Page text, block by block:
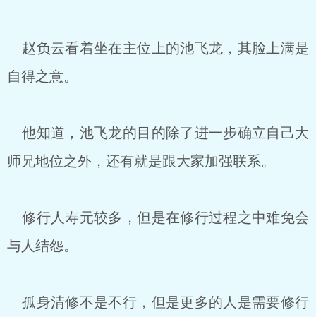
赵负云看着坐在主位上的池飞龙，其脸上满是
自得之意。
他知道，池飞龙的目的除了进一步确立自己大
师兄地位之外，还有就是跟大家加强联系。
修行人寿元较多，但是在修行过程之中难免会
与人结怨。
孤身清修不是不行，但是更多的人是需要修行